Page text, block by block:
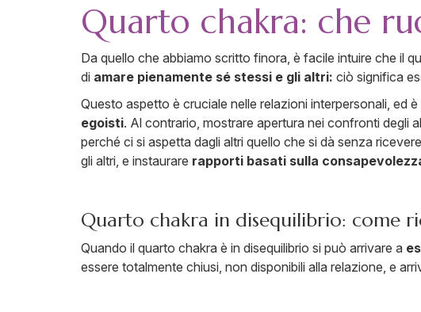
Quarto chakra: che
Da quello che abbiamo scritto finora, è facile intuire che il
di amare pienamente sé stessi e gli altri: ciò significa
Questo aspetto è cruciale nelle relazioni interpersonali, ed
egoisti. Al contrario, mostrare apertura nei confronti degli
perché ci si aspetta dagli altri quello che si dà senza
gli altri, e instaurare rapporti basati sulla
Quarto chakra in disequilibrio: come
Quando il quarto chakra è in disequilibrio si può arrivare a
essere totalmente chiusi, non disponibili alla relazione, e